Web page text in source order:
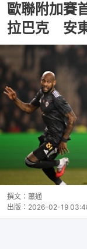
歐聯附加賽
拉巴克 安
撰文： 蕭通
出版： 2026-02-19